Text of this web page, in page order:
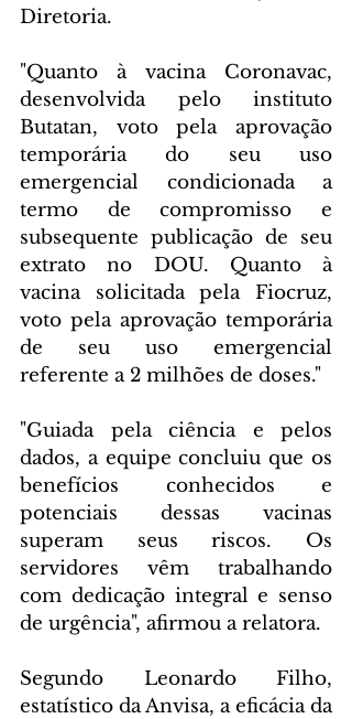
Diretoria.
"Quanto à vacina Coronavac,
desenvolvida pelo instituto
Butatan, voto pela aprovação
temporária do seu uso
emergencial condicionada a
termo de compromisso e
subsequente publicação de seu
extrato no DOU. Quanto à
vacina solicitada pela Fiocruz,
voto pela aprovação temporária
de seu uso emergencial
referente a 2 milhões de doses."
"Guiada pela ciência e pelos
dados, a equipe concluiu que os
benefícios conhecidos e
potenciais dessas vacinas
superam seus riscos. Os
servidores vêm trabalhando
com dedicação integral e senso
de urgência", afirmou a relatora.
Segundo Leonardo Filho,
estatístico da Anvisa, a eficácia da